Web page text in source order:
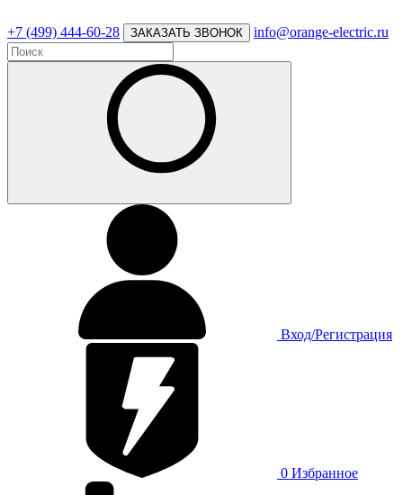
+7 (499) 444-60-28 ЗАКАЗАТЬ ЗВОНОК info@orange-electric.ru
Вход/Регистрация
0 Избранное